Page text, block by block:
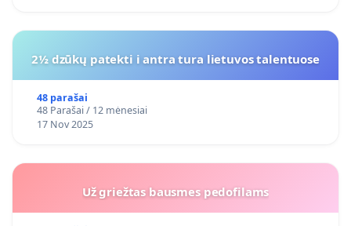
2½ dzūkų patekti i antra tura lietuvos talentuose
48 parašai
48 Parašai / 12 mėnesiai
17 Nov 2025
Už griežtas bausmes pedofilams